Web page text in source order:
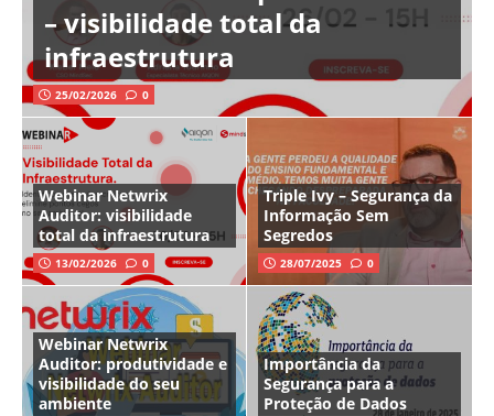
– visibilidade total da
infraestrutura
25/02/2026 0
Webinar Netwrix
Auditor: visibilidade
total da infraestrutura
13/02/2026 0
Triple Ivy – Segurança da
Informação Sem
Segredos
28/07/2025 0
Webinar Netwrix
Auditor: produtividade e
visibilidade do seu
ambiente
Importância da
Segurança para a
Proteção de Dados